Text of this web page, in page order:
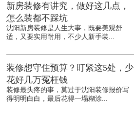
新房装修有讲究，做好这几点，
怎么装都不踩坑
沈阳新房装修是人生大事，既要美观舒
适，又要实用耐用，不少人新手装...
装修想守住预算？盯紧这5处，少
花好几万冤枉钱
装修最头疼的事，莫过于沈阳装修报价写
得明明白白，最后花得一塌糊涂...